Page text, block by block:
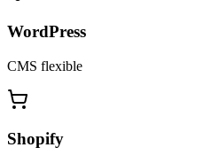
WordPress
CMS flexible
Shopify